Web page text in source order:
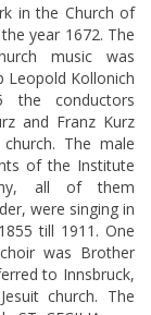
in the Church of
year 1672. The
music was
Leopold Kollonich
the conductors
and Franz Kurz
The male
of the Institute
all of them
were singing in
till 1911. One
was Brother
to Innsbruck,
church. The